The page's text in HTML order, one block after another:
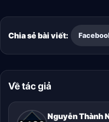
Chia sẻ bài viết:
Về tác giả
Nguyễn Thành